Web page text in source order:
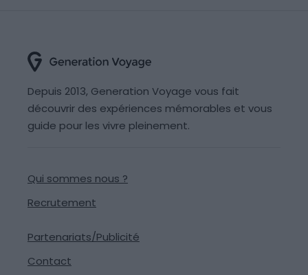
Depuis 2013, Generation Voyage vous fait
découvrir des expériences mémorables et vous
guide pour les vivre pleinement.
Qui sommes nous ?
Recrutement
Partenariats/Publicité
Contact